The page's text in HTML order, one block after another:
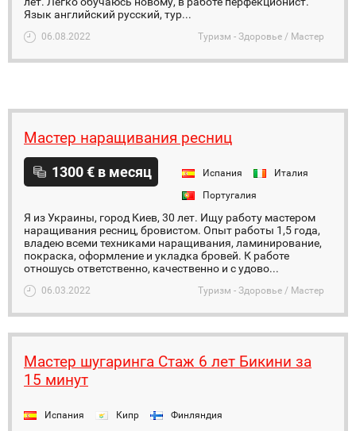
Язык английский русский, тур...
06.08.2022 Туризм - Здоровье / Мастер
Мастер наращивания ресниц
1300 € в месяц Испания
Италия
Португалия
Я из Украины, город Киев, 30 лет. Ищу работу мастером
наращивания ресниц, бровистом. Опыт работы 1,5 года,
владею всеми техниками наращивания, ламинирование,
покраска, оформление и укладка бровей. К работе
отношусь ответственно, качественно и с удово...
06.03.2022 Туризм - Здоровье / Мастер
Мастер шугаринга Стаж 6 лет Бикини за
15 минут
Испания Кипр Финляндия